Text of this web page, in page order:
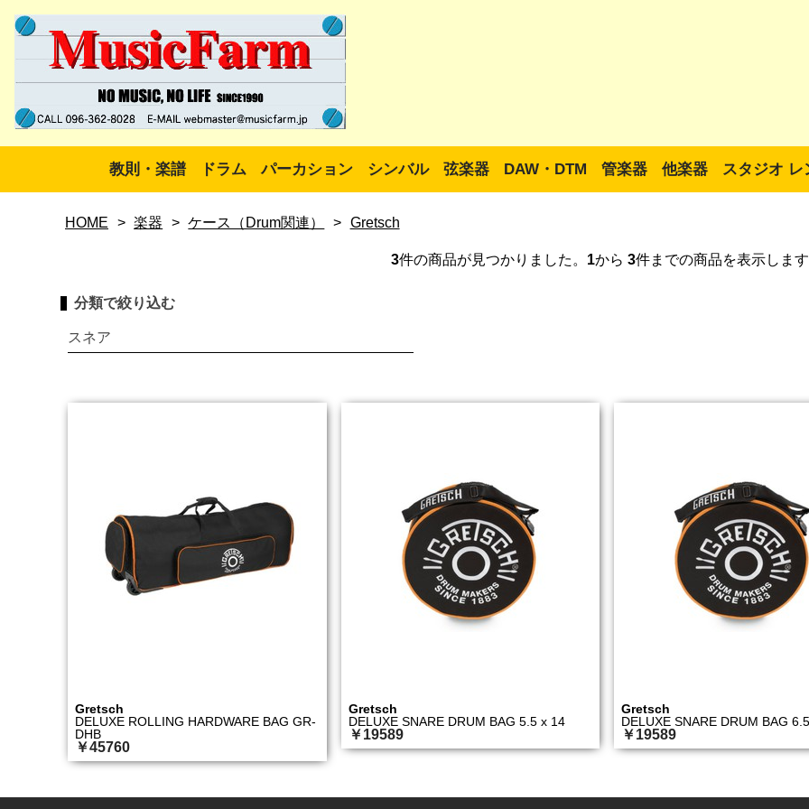
教則・楽譜 ドラム パーカション シンバル 弦楽器 DAW・DTM 管楽器 他楽器 スタジオ レ
HOME > 楽器 > ケース（Drum関連） > Gretsch
3件の商品が見つかりました。 1から 3件までの商品を表示しま
分類で絞り込む
スネア
Gretsch
DELUXE ROLLING HARDWARE BAG GR-
DHB
￥45760
Gretsch
DELUXE SNARE DRUM BAG 5.5 x 14
￥19589
Gretsch
DELUXE SNARE DRUM BAG
￥19589